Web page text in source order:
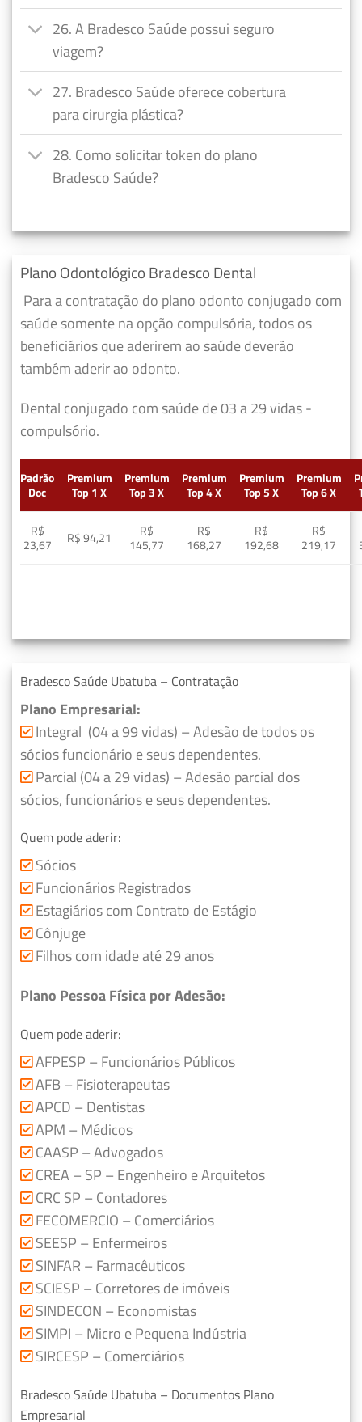
26. A Bradesco Saúde possui seguro
viagem?
27. Bradesco Saúde oferece cobertura
para cirurgia plástica?
28. Como solicitar token do plano
Bradesco Saúde?
Plano Odontológico Bradesco Dental
Para a contratação do plano odonto conjugado com
saúde somente na opção compulsória, todos os
beneficiários que aderirem ao saúde deverão
também aderir ao odonto.
Dental conjugado com saúde de 03 a 29 vidas -
compulsório.
Padrão
Doc
Premium
Top 1 X
Premium
Top 3 X
Premium
Top 4 X
Premium
Top 5 X
Premium
Top 6 X
R$
23,67
R$ 94,21
R$
145,77
R$
168,27
R$
192,68
R$
219,17
Bradesco Saúde Ubatuba – Contratação
Plano Empresarial:
Integral (04 a 99 vidas) – Adesão de todos os
sócios funcionário e seus dependentes.
Parcial (04 a 29 vidas) – Adesão parcial dos
sócios, funcionários e seus dependentes.
Quem pode aderir:
Sócios
Funcionários Registrados
Estagiários com Contrato de Estágio
Cônjuge
Filhos com idade até 29 anos
Plano Pessoa Física por Adesão:
Quem pode aderir:
AFPESP – Funcionários Públicos
AFB – Fisioterapeutas
APCD – Dentistas
APM – Médicos
CAASP – Advogados
CREA – SP – Engenheiro e Arquitetos
CRC SP – Contadores
FECOMERCIO – Comerciários
SEESP – Enfermeiros
SINFAR – Farmacêuticos
SCIESP – Corretores de imóveis
SINDECON – Economistas
SIMPI – Micro e Pequena Indústria
SIRCESP – Comerciários
Bradesco Saúde Ubatuba – Documentos Plano
Empresarial